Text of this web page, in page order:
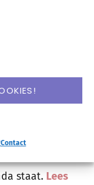
Contact
op papier, en
DePurpuz
staat. Lees